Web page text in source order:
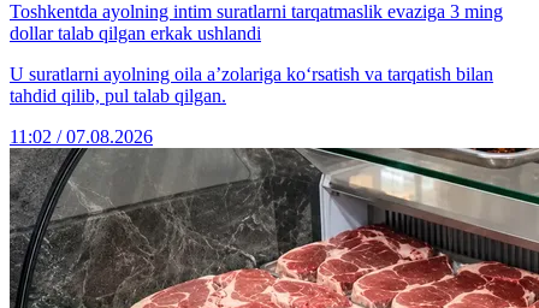
Toshkentda ayolning intim suratlarni tarqatmaslik evaziga 3 ming
dollar talab qilgan erkak ushlandi
U suratlarni ayolning oila a’zolariga ko‘rsatish va tarqatish bilan
tahdid qilib, pul talab qilgan.
11:02 / 07.08.2026